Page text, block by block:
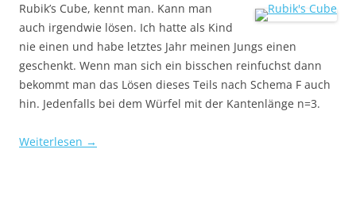
Rubik’s Cube, kennt man. Kann man
auch irgendwie lösen. Ich hatte als Kind
nie einen und habe letztes Jahr meinen Jungs einen
geschenkt. Wenn man sich ein bisschen reinfuchst dann
bekommt man das Lösen dieses Teils nach Schema F auch
hin. Jedenfalls bei dem Würfel mit der Kantenlänge n=3.
Weiterlesen →